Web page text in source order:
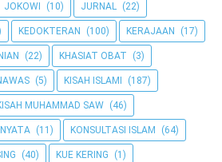
JOKOWI (10) JURNAL (22)
KEDOKTERAN (100) KERAJAAN (17)
(22) KHASIAT OBAT (3)
(5) KISAH ISLAMI (187)
MUHAMMAD SAW (46)
(11) KONSULTASI ISLAM (64)
(40) KUE KERING (1)